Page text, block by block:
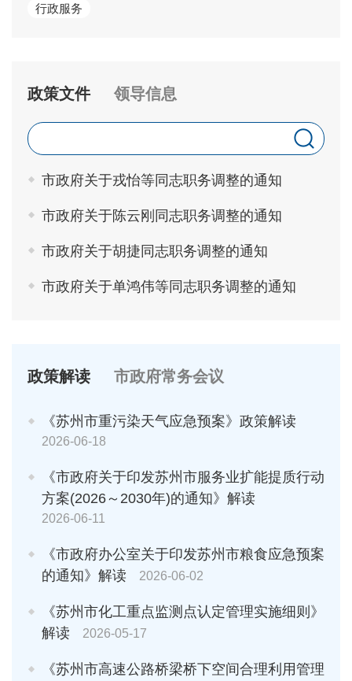
行政服务
政策文件 领导信息
市政府关于戎怡等同志职务调整的通知
市政府关于陈云刚同志职务调整的通知
市政府关于胡捷同志职务调整的通知
市政府关于单鸿伟等同志职务调整的通知
政策解读 市政府常务会议
《苏州市重污染天气应急预案》政策解读
2026-06-18
《市政府关于印发苏州市服务业扩能提质行动
方案(2026～2030年)的通知》解读
2026-06-11
《市政府办公室关于印发苏州市粮食应急预案
的通知》解读
2026-06-02
《苏州市化工重点监测点认定管理实施细则》
解读
2026-05-17
《苏州市高速公路桥梁桥下空间合理利用管理